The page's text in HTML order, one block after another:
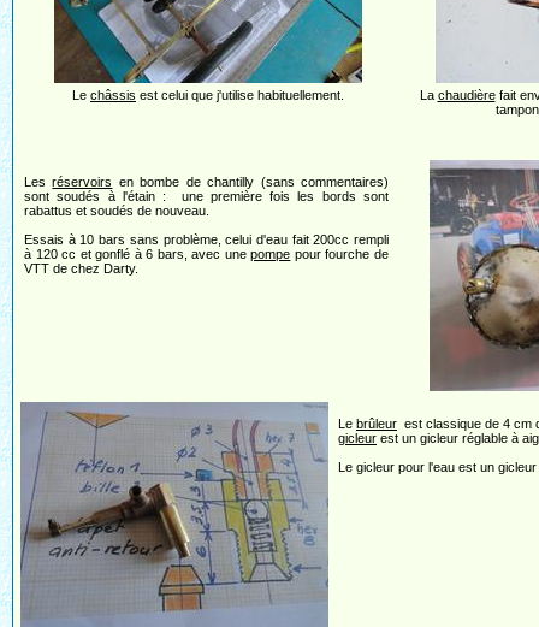
Le châssis est celui que j'utilise habituellement. La chaudièrefait
Lesréservoirs en bombe de chantilly (sans commentaires)
sont soudés à l'étain : une première fois les bords sont
rabattus et soudés de nouveau.
Essais à 10 bars sans problème, celui d'eau fait 200cc rempli
à 120 cc et gonflé à 6 bars, avec unepompe pour fourche de
VTT de chez Darty.
Le brûleur est classique de 4 cm
gicleur est un gicleur réglable à
Le gicleur pour l'eau est un